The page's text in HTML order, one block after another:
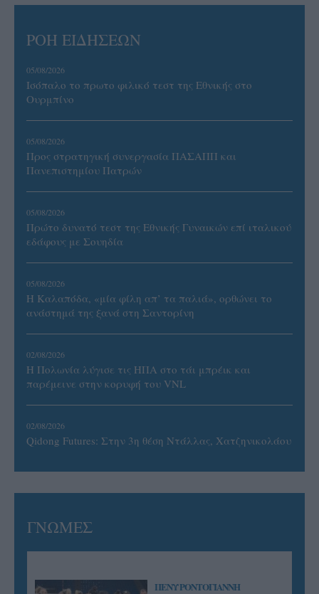
ΡΟΗ ΕΙΔΗΣΕΩΝ
05/08/2026
Ισόπαλο το πρωτο φιλικό τεστ της Εθνικής στο
Ουρμπίνο
05/08/2026
Προς στρατηγική συνεργασία ΠΑΣΑΠΠ και
Πανεπιστημίου Πατρών
05/08/2026
Πρώτο δυνατό τεστ της Εθνικής Γυναικών επί ιταλικού
εδάφους με Σουηδία
05/08/2026
Η Καλαπόδα, «μία φίλη απ’ τα παλιά», ορθώνει το
ανάστημά της ξανά στη Σαντορίνη
02/08/2026
Η Πολωνία λύγισε τις ΗΠΑ στο τάι μπρέικ και
παρέμεινε στην κορυφή του VNL
02/08/2026
Qidong Futures: Στην 3η θέση Ντάλλας, Χατζηνικολάου
ΓΝΩΜΕΣ
ΠΕΝΥ ΡΟΝΤΟΓΙΑΝΝΗ